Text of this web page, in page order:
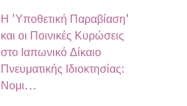
Η 'Υποθετική Παραβίαση'
και οι Ποινικές Κυρώσεις
στο Ιαπωνικό Δίκαιο
Πνευματικής Ιδιοκτησίας:
Νομι…